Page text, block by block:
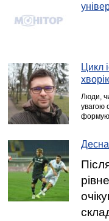
Цикл
Люди,
увагою